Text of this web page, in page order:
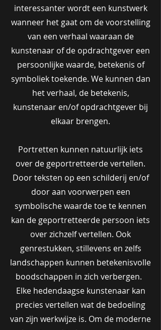
interessanter wordt een kunstwerk
wanneer het gaat om de voorstelling
van een verhaal waaraan de
kunstenaar of de opdrachtgever een
persoonlijke waarde, betekenis of
symboliek toekende. We kunnen dan
het verhaal, de betekenis,
kunstenaar en/of opdrachtgever bij
elkaar brengen.
Portretten kunnen natuurlijk iets
over de geportretteerde vertellen.
Door teksten op een schilderij en/of
door aan voorwerpen een
symbolische waarde toe te kennen
kan de geportretteerde persoon iets
over zichzelf vertellen. Ook
genrestukken, stillevens en zelfs
landschappen kunnen betekenisvolle
boodschappen in zich verbergen.
Elke hedendaagse kunstenaar kan
precies vertellen wat de bedoeling
van zijn werkwijze is. Om de moderne